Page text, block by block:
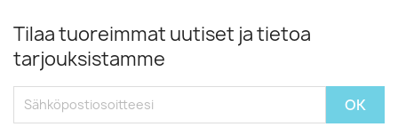
Tilaa tuoreimmat uutiset ja tietoa
tarjouksistamme